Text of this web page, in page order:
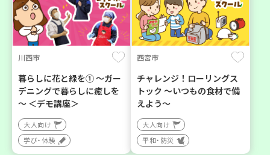
川西市
暮らしに花と緑を① ～ガー
デニングで暮らしに癒しを
～ ＜デモ講座＞
大人向け
学び・体験
西宮市
チャレンジ！ローリングス
トック ～いつもの食材で備
えよう～
大人向け
平和・防災